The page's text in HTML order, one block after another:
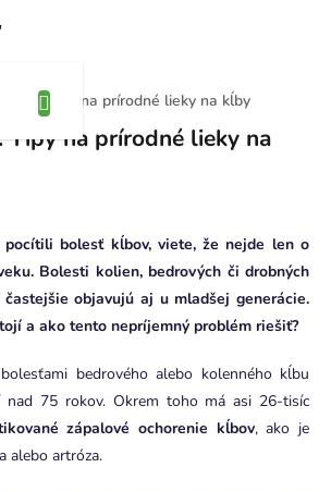
kĺbov: Tipy na prírodné lieky na kĺby
na prírodné lieky na
bolesť kĺbov, viete, že nejde len o
Bolesti kolien, bedrových či drobných
objavujú aj u mladšej generácie.
a ako tento nepríjemný problém riešiť?
bedrového alebo kolenného kĺbu
75 rokov. Okrem toho má asi 26-tisíc
zápalové ochorenie kĺbov, ako je
alebo artróza.